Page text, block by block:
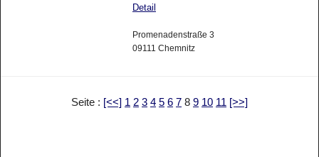
Detail
Promenadenstraße 3
09111 Chemnitz
Seite : [<<] 1 2 3 4 5 6 7 8 9 10 11 [>>]